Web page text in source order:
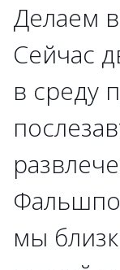
Делаем
Сейчас
в среду
мы